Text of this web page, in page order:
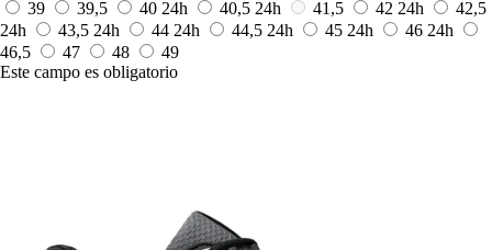
39 39,5 40 24h 40,5 24h 41,5 42 24h
42,5
24h
43,5 24h 44 24h 44,5 24h 45 24h 46 24h
46,5
47 48
49
Este campo es obligatorio